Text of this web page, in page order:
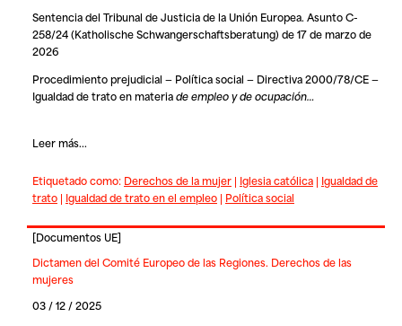
Sentencia del Tribunal de Justicia de la Unión Europea. Asunto C-
258/24 (Katholische Schwangerschaftsberatung) de 17 de marzo de
2026
Procedimiento prejudicial — Política social — Directiva 2000/78/CE —
Igualdad de trato en materiade empleo y de ocupación…
Leer más...
Etiquetado como: Derechos de la mujer| Iglesia católica| Igualdad de
trato| Igualdad de trato en el empleo| Política social
[Documentos UE]
Dictamen del Comité Europeo de las Regiones. Derechos de las
mujeres
03 / 12 / 2025